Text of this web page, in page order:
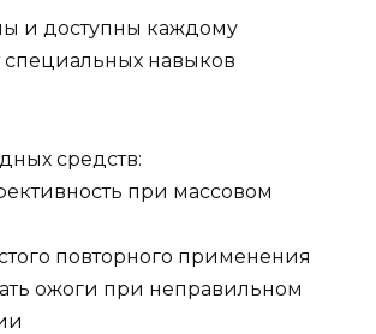
и доступны каждому
навыков
средств:
при массовом
повторного применения
ожоги при неправильном